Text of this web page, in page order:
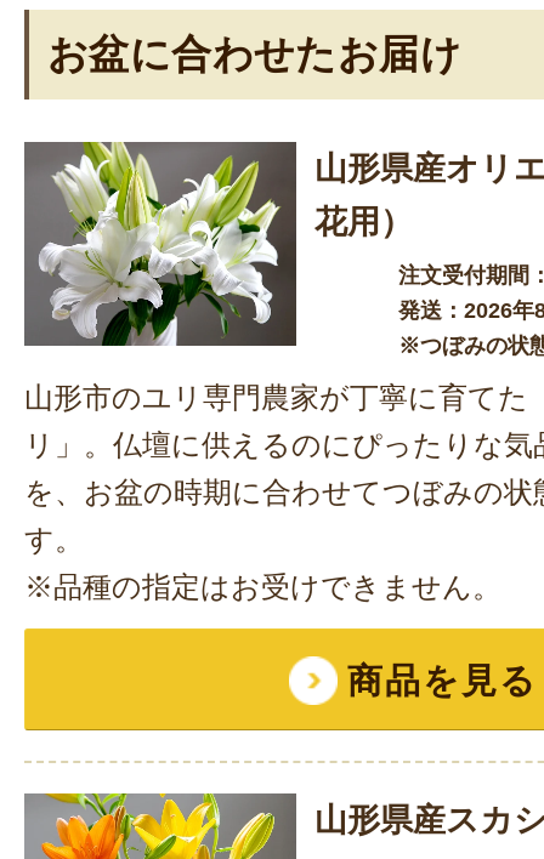
お盆に合わせたお届け
山形県産オリ
花用）
注文受付期間
発送：2026年
※つぼみの状
山形市のユリ専門農家が丁寧に育てた
リ」。仏壇に供えるのにぴったりな
を、お盆の時期に合わせてつぼみの
す。
※品種の指定はお受けできません。
商品を見る
山形県産スカ